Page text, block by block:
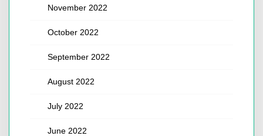
November 2022
October 2022
September 2022
August 2022
July 2022
June 2022